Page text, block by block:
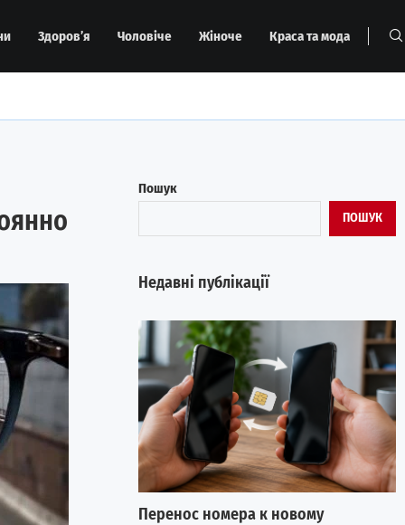
Здоров’я Чоловіче Жіноче Краса та мода
Пошук
ПОШУК
Недавні публікації
Перенос номера к новому